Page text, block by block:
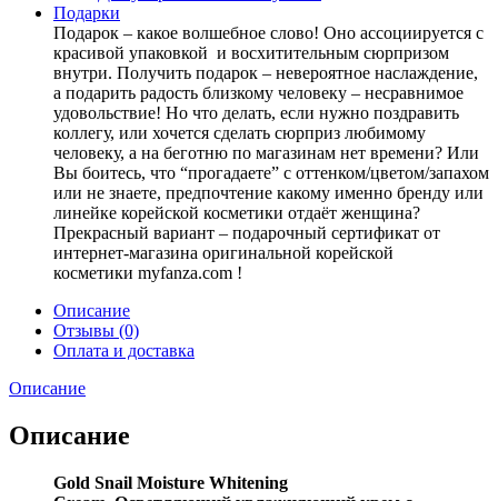
Подарки
Подарок – какое волшебное слово! Оно ассоциируется с
красивой упаковкой и восхитительным сюрпризом
внутри. Получить подарок – невероятное наслаждение,
а подарить радость близкому человеку – несравнимое
удовольствие! Но что делать, если нужно поздравить
коллегу, или хочется сделать сюрприз любимому
человеку, а на беготню по магазинам нет времени? Или
Вы боитесь, что “прогадаете” с оттенком/цветом/запахом
или не знаете, предпочтение какому именно бренду или
линейке корейской косметики отдаёт женщина?
Прекрасный вариант – подарочный сертификат от
интернет-магазина оригинальной корейской
косметики myfanza.com !
Описание
Отзывы (0)
Оплата и доставка
Описание
Описание
Gold Snail Moisture Whitening